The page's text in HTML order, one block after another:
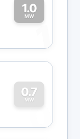
1.0
MW
1
0.7
MW
0